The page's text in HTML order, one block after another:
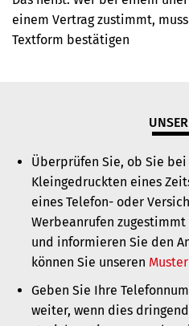
einem Vertrag zustimmt,
Textform bestätigen
Überprüfen Sie, ob Sie bei
Kleingedruckten eines
eines Telefon- oder
Werbeanrufen
und informieren Sie den
können Sie unseren
Geben Sie Ihre
weiter, wenn dies